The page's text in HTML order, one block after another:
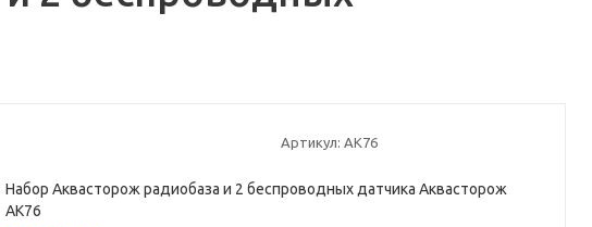
Артикул: АК76
Набор Аквасторож радиобаза и 2 беспроводных датчика Аквасторож
АК76